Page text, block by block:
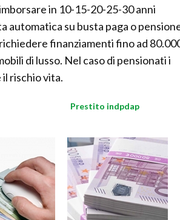
in 10-15-20-25-30 anni
su busta paga o
finanziamenti fino ad
di lusso. Nel caso di pensionati i
rischio vita.
Prestito indpdap